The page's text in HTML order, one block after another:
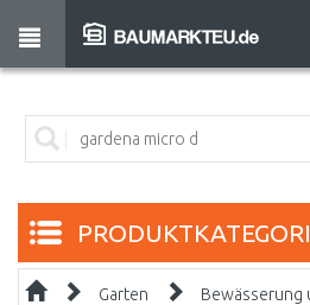
Garten
Bewässerung